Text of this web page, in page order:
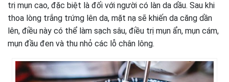
trị mụn cao, đặc biệt là đối với người có làn da dầu. Sau khi
thoa lòng trắng trứng lên da, mặt nạ sẽ khiến da căng dần
lên, điều này có thể làm sạch sâu, điều trị mụn ẩn, mụn cám,
mụn đầu đen và thu nhỏ các lỗ chân lông.